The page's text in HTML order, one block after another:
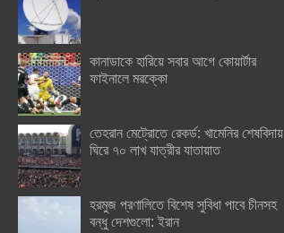
কানাডাকে হারিয়ে সবার আগে কোয়ার্টার
ফাইনালে মরক্কো
তেহরান মেট্রোতে রেকর্ড: খামেনির শেষবিদায়
ঘিরে ৭০ লাখ যাত্রীর যাতায়াত
হরমুজ প্রণালিতে বিশেষ সুবিধা পাবে চীনসহ
বন্ধু দেশগুলো: ইরান